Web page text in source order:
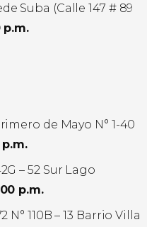
Suba (Calle 147 # 89
p.m.
de Mayo N° 1-40
– 52 Sur Lago
p.m.
110B – 13 Barrio Villa